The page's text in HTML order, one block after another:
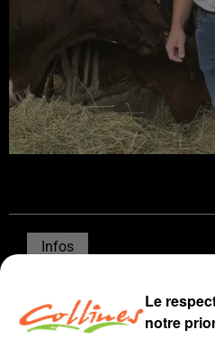
Infos
JOURNAL DU MARDI 25
Le
notre